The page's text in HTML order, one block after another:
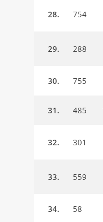
28. 754
29. 288
30. 755
31. 485
32. 301
33. 559
34. 58